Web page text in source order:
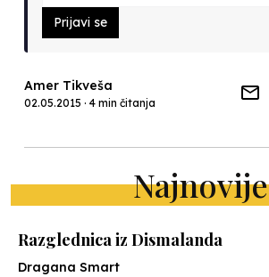
Prijavi se
Amer Tikveša
02.05.2015 · 4 min čitanja
Najnovije
Razglednica iz Dismalanda
Dragana Smart